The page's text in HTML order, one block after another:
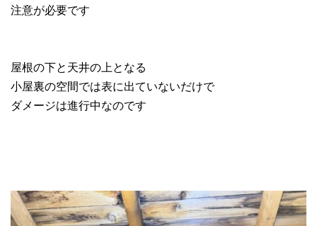
注意が必要です
屋根の下と天井の上となる
小屋裏の空間では表に出ていないだけで
ダメージは進行中なのです